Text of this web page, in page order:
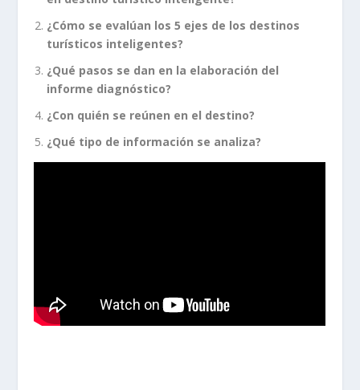
¿Cómo se evalúan los 5 ejes de los destinos
turísticos inteligentes?
¿Qué pasos se dan en la elaboración del
informe diagnóstico?
¿Con quién se reúnen en el destino?
¿Qué tipo de información se analiza?